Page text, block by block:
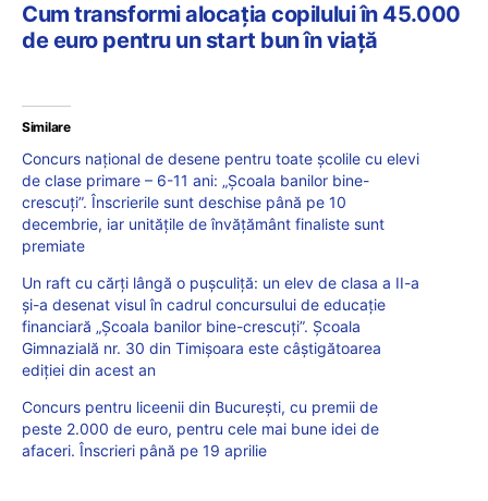
Cum transformi alocația copilului în 45.000
de euro pentru un start bun în viață
Similare
Concurs național de desene pentru toate școlile cu elevi
de clase primare – 6-11 ani: „Școala banilor bine-
crescuți”. Înscrierile sunt deschise până pe 10
decembrie, iar unitățile de învățământ finaliste sunt
premiate
Un raft cu cărți lângă o pușculiță: un elev de clasa a II-a
și-a desenat visul în cadrul concursului de educație
financiară „Școala banilor bine-crescuți”. Școala
Gimnazială nr. 30 din Timișoara este câștigătoarea
ediției din acest an
Concurs pentru liceenii din București, cu premii de
peste 2.000 de euro, pentru cele mai bune idei de
afaceri. Înscrieri până pe 19 aprilie